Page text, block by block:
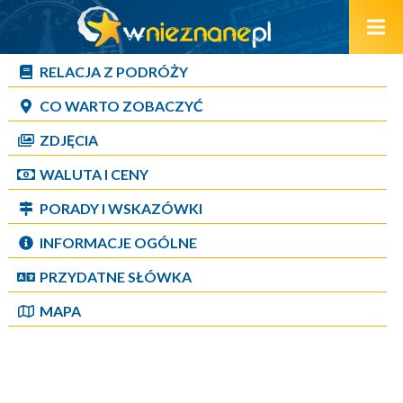
RELACJA Z PODRÓŻY
CO WARTO ZOBACZYĆ
ZDJĘCIA
WALUTA I CENY
PORADY I WSKAZÓWKI
INFORMACJE OGÓLNE
PRZYDATNE SŁÓWKA
MAPA